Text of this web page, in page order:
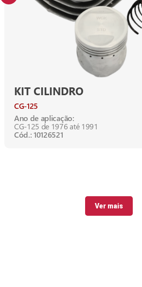
KIT CILINDRO
CG-125
Ano de aplicação:
CG-125 de 1976 até 1991
Cód.: 10126521
Ver mais